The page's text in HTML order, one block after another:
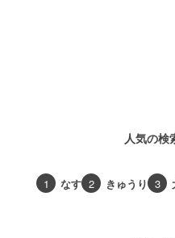
人気の検
1 なす 2 きゅうり 3